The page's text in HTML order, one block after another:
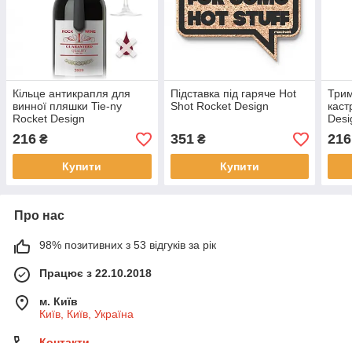
Кільце антикрапля для
винної пляшки Tie-ny
Rocket Design
216 ₴
Купити
Підставка під гаряче Hot
Shot Rocket Design
351₴
Купити
216
Про нас
98% позитивних з 53 відгуків за рік
Працює з 22.10.2018
м. Київ
Київ, Київ, Україна